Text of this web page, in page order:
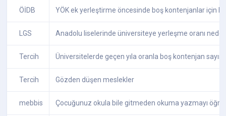
ÖİDB YÖK ek yerleştirme öncesinde boş kontenjanlar için
LGS Anadolu liselerinde üniversiteye yerleşme oranı
Tercih Üniversitelerde geçen yıla oranla boş kontenjan
Tercih Gözden düşen meslekler
mebbis Çocuğunuz okula bile gitmeden okuma yazmayı